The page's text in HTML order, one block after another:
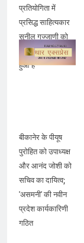
प्रतियोगिता में
प्रसिद्ध साहित्यकार
सुनील गज्जाणी को
प्रथम स्थान प्राप्त
हुआ है
बीकानेर के पीयूष
पुरोहित को उपाध्यक्ष
और आनंद जोशी को
सचिव का दायित्व;
'असमनी' की नवीन
प्रदेश कार्यकारिणी
गठित